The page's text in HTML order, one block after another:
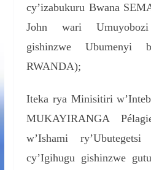
cy’izabukuru Bwana
John wari
gishinzwe Ubumenyi
RWANDA);
Iteka rya Minisitiri
MUKAYIRANGA
w’Ishami
cy’Igihugu gishinzwe